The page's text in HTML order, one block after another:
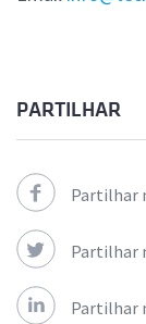
PARTILHAR
Partilhar
Partilhar
Partilhar